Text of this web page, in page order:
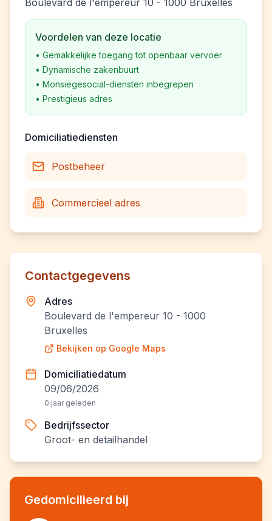
Boulevard de l'empereur 10 - 1000 Bruxelles
Voordelen van deze locatie
• Gemakkelijke toegang tot openbaar vervoer
• Dynamische zakenbuurt
• Monsiegesocial-diensten inbegrepen
• Prestigieus adres
Domiciliatiediensten
Postbeheer
Commercieel adres
Contactgegevens
Adres
Boulevard de l'empereur 10 - 1000
Bruxelles
Bekijken op Google Maps
Domiciliatiedatum
09/06/2026
0 jaar geleden
Bedrijfssector
Groot- en detailhandel
Gedomicilieerd bij